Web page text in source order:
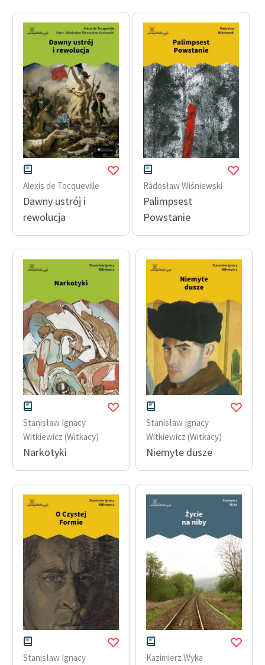
Alexis de Tocqueville
Dawny ustrój i
rewolucja
Radosław Wiśniewski
Palimpsest
Powstanie
Stanisław Ignacy
Witkiewicz (Witkacy)
Narkotyki
Stanisław Ignacy
Witkiewicz (Witkacy)
Niemyte dusze
Stanisław Ignacy
Kazimierz Wyka